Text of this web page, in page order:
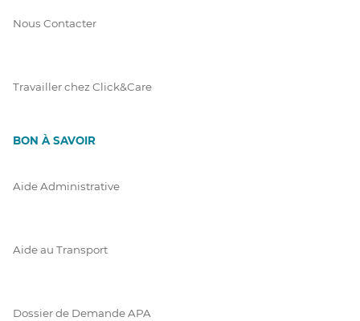
Nous Contacter
Travailler chez Click&Care
BON À SAVOIR
Aide Administrative
Aide au Transport
Dossier de Demande APA